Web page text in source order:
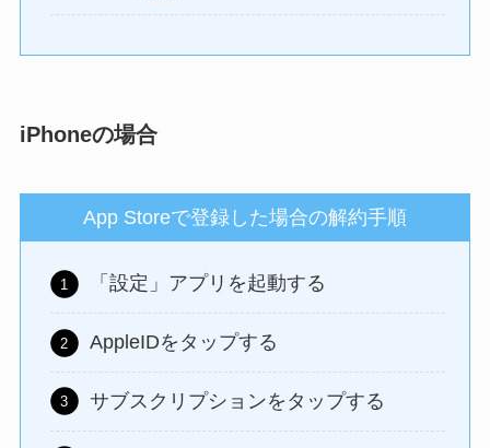
iPhoneの場合
App Storeで登録した場合の解約手順
「設定」アプリを起動する
AppleIDをタップする
サブスクリプションをタップする